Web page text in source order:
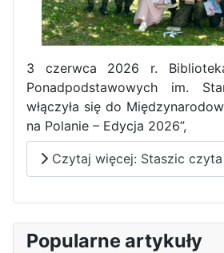
Pierwszy tydzień praktyk
zawodowych naszych
w Portugalii za nami!
3 czerwca 2026 r.
Ponadpodstawowych im.
włączyła się do
na Polanie – Edycja 2026”,
Czytaj więcej: Staszic
Popularne artykuły